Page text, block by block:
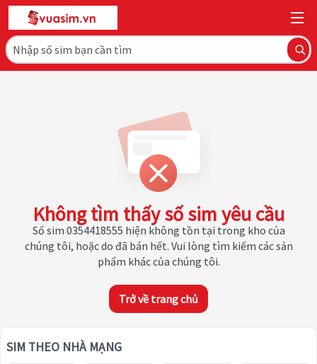
Không tìm thấy số sim yêu cầu
Số sim 0354418555 hiện không tồn tại trong kho của
chúng tôi, hoặc do đã bán hết. Vui lòng tìm kiếm các sản
phẩm khác của chúng tôi.
Trở về trang chủ
SIM THEO NHÀ MẠNG